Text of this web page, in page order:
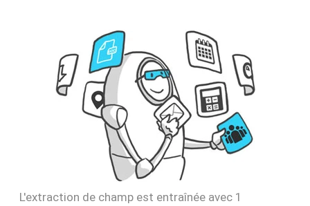
L'extraction de champ est entraînée avec 1